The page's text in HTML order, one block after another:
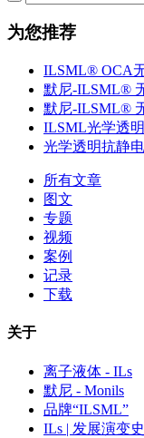
为您推荐
ILSML® OCA
默尼-ILSML®
默尼-ILSML®
ILSML光学透
光学透明抗静
所有文章
图文
专题
视频
案例
记录
下载
关于
离子液体 - ILs
默尼 - Monils
品牌“ILSML”
ILs | 发展演变史